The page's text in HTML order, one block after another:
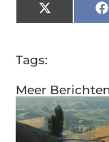
Meer Berichten
X
(Twitter)
Tags: